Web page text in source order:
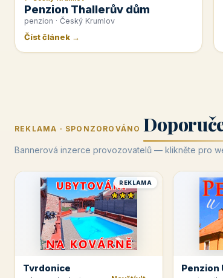
Penzion Thallerův dům
penzion · Český Krumlov
Číst článek →
REKLAMA · SPONZOROVÁNO
Bannerová inzerce provozovatelů — klikněte pro
REKLAMA
Tvrdonice Penzion